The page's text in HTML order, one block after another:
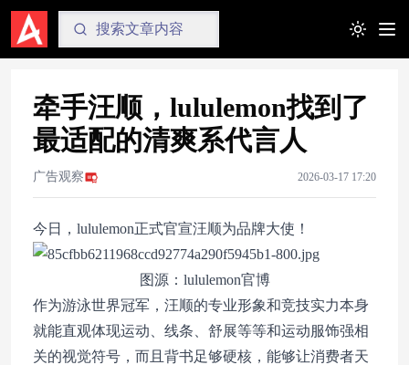
Toggle
牵手汪顺，lululemon找到了
最适配的清爽系代言人
广告观察 2026-03-17 17:20
今日，lululemon正式官宣汪顺为品牌大使！
图源：lululemon官博
作为游泳世界冠军，汪顺的专业形象和竞技实力本身
就能直观体现运动、线条、舒展等等和运动服饰强相
关的视觉符号，而且背书足够硬核，能够让消费者天